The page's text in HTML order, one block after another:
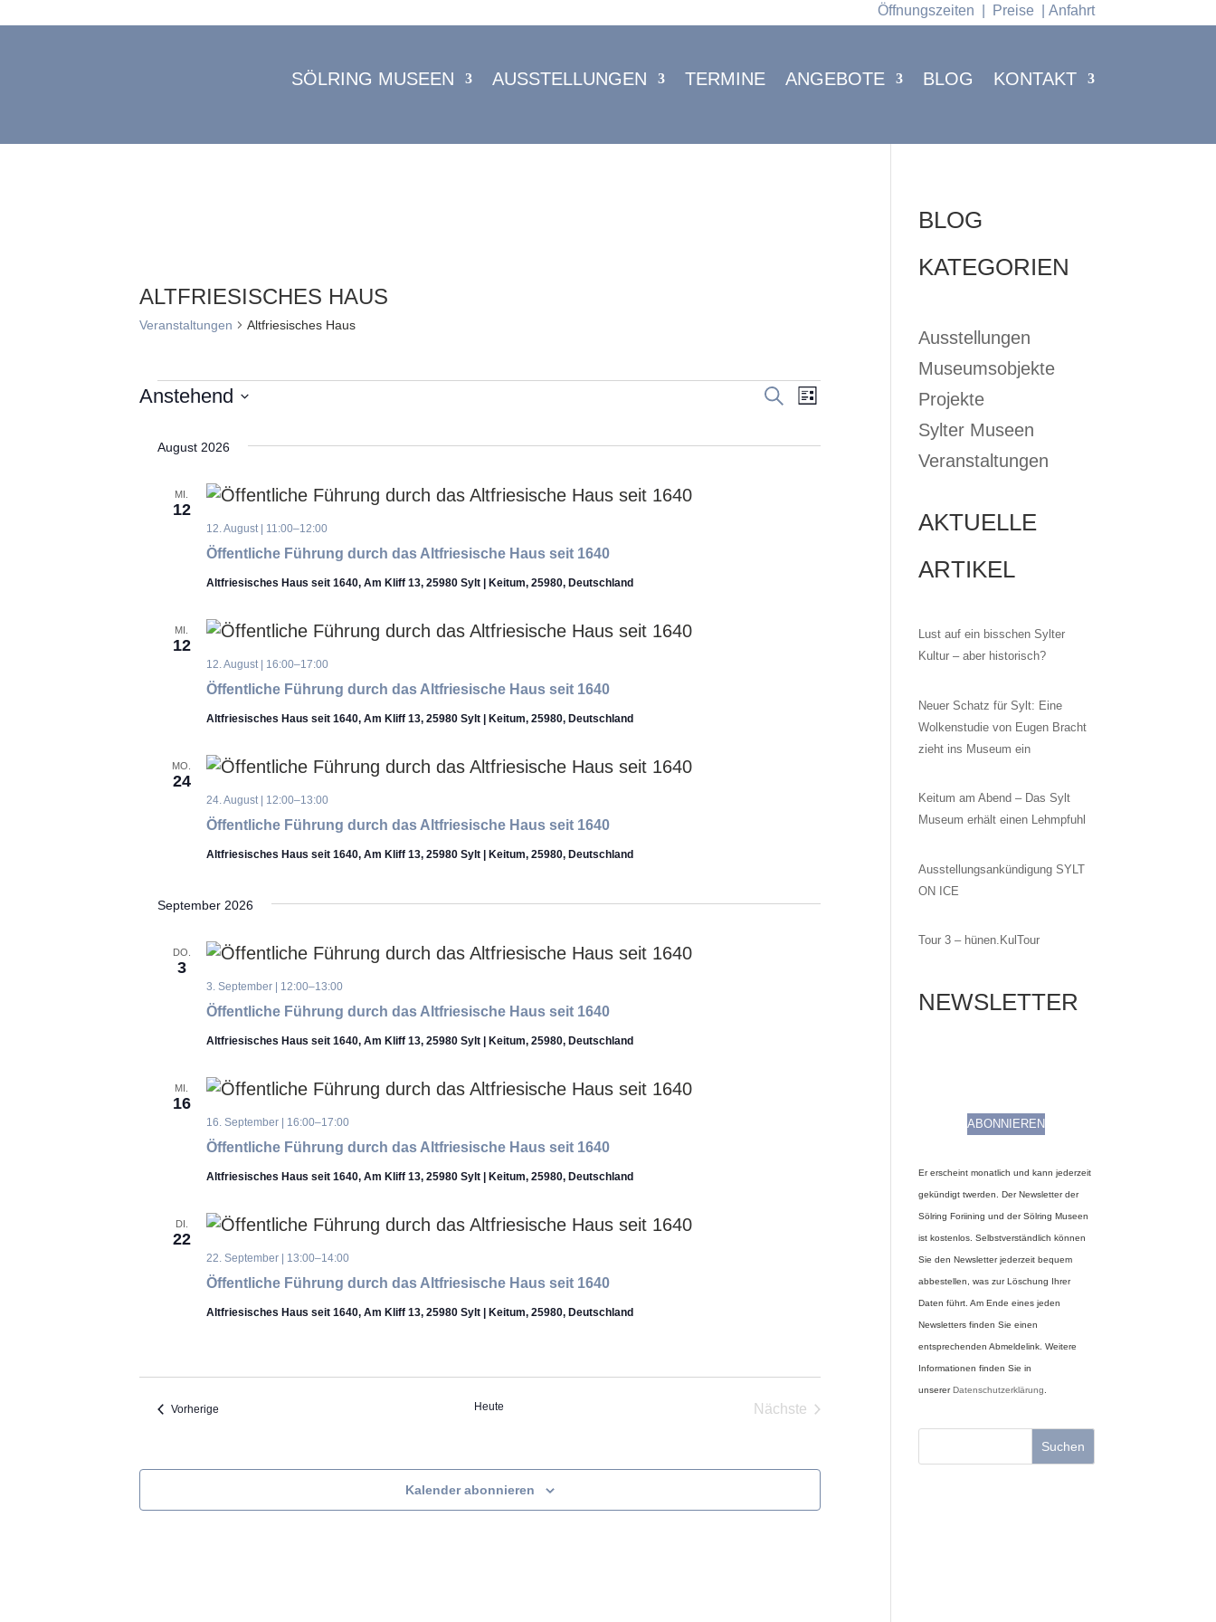
Öffnungszeiten Preise Anfahrt
SÖLRING MUSEEN AUSSTELLUNGEN TERMINE ANGEBOTE BLOG KONTAKT
ALTFRIESISCHES HAUS
Veranstaltungen Altfriesisches Haus
VERANSTALTUNGEN
VERANSTALTUNGEN
SUCHE
SucheVERANSTALTUNG
ANSICHTEN-
Liste
Anstehend
wählen.
August 2026
MI.
12
Öffentliche Führung durch das Altfriesische Haus seit 1640
12. August | 11:00–12:00
Altfriesisches Haus seit 1640, Am Kliff 13, 25980 Sylt | Keitum, 25980, Deutschland
MI.
12
Öffentliche Führung durch das Altfriesische Haus seit 1640
12. August | 16:00–17:00
Altfriesisches Haus seit 1640, Am Kliff 13, 25980 Sylt | Keitum, 25980, Deutschland
MO.
24
Öffentliche Führung durch das Altfriesische Haus seit 1640
24. August | 12:00–13:00
Altfriesisches Haus seit 1640, Am Kliff 13, 25980 Sylt | Keitum, 25980, Deutschland
September 2026
DO.
3
Öffentliche Führung durch das Altfriesische Haus seit 1640
3. September | 12:00–13:00
Altfriesisches Haus seit 1640, Am Kliff 13, 25980 Sylt | Keitum, 25980, Deutschland
MI.
16
Öffentliche Führung durch das Altfriesische Haus seit 1640
16. September | 16:00–17:00
Altfriesisches Haus seit 1640, Am Kliff 13, 25980 Sylt | Keitum, 25980, Deutschland
DI.
22
Öffentliche Führung durch das Altfriesische Haus seit 1640
22. September | 13:00–14:00
Altfriesisches Haus seit 1640, Am Kliff 13, 25980 Sylt | Keitum, 25980, Deutschland
VorherigeVeranstaltungen Heute
Nächste
Kalender abonnieren
BLOG
KATEGORIEN
Ausstellungen
Museumsobjekte
Projekte
Sylter Museen
Veranstaltungen
AKTUELLE
ARTIKEL
Lust auf ein bisschen Sylter
Kultur – aber historisch?
Neuer Schatz für Sylt: Eine
Wolkenstudie von Eugen Bracht
zieht ins Museum ein
Keitum am Abend – Das Sylt
Museum erhält einen Lehmpfuhl
Ausstellungsankündigung SYLT
ON ICE
Tour 3 – hünen.KulTour
NEWSLETTER
ABONNIEREN
Er erscheint monatlich und kann jederzeit
gekündigt twerden. Der Newsletter der
Sölring Foriining und der Sölring Museen
ist kostenlos. Selbstverständlich können
Sie den Newsletter jederzeit bequem
abbestellen, was zur Löschung Ihrer
Daten führt. Am Ende eines jeden
Newsletters finden Sie einen
entsprechenden Abmeldelink. Weitere
Informationen finden Sie in
unsererDatenschutzerklärung
Suchen